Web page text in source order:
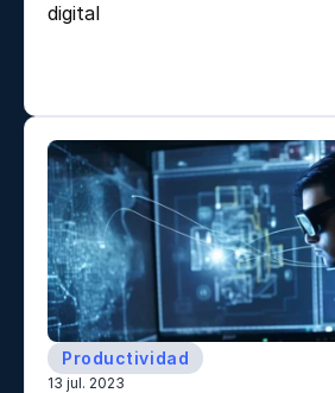
digital
Productividad
13 jul. 2023